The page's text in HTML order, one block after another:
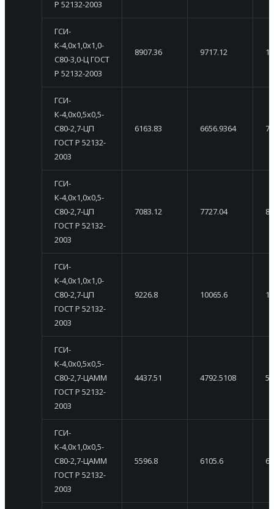
Р 52132-2003
ГСИ-
К-4,0х1,0х1,0-
С80-3,0-Ц ГОСТ
Р 52132-2003
8907.36 9717.12
ГСИ-
К-4,0х0,5х0,5-
С80-2,7-ЦП
ГОСТ Р 52132-
2003
6163.83 6656.9364
ГСИ-
К-4,0х1,0х0,5-
С80-2,7-ЦП
ГОСТ Р 52132-
2003
7083.12 7727.04
ГСИ-
К-4,0х1,0х1,0-
С80-2,7-ЦП
ГОСТ Р 52132-
2003
9226.8 10065.6
ГСИ-
К-4,0х0,5х0,5-
С80-2,7-ЦАММ
ГОСТ Р 52132-
2003
4437.51 4792.5108
ГСИ-
К-4,0х1,0х0,5-
С80-2,7-ЦАММ
ГОСТ Р 52132-
2003
5596.8 6105.6